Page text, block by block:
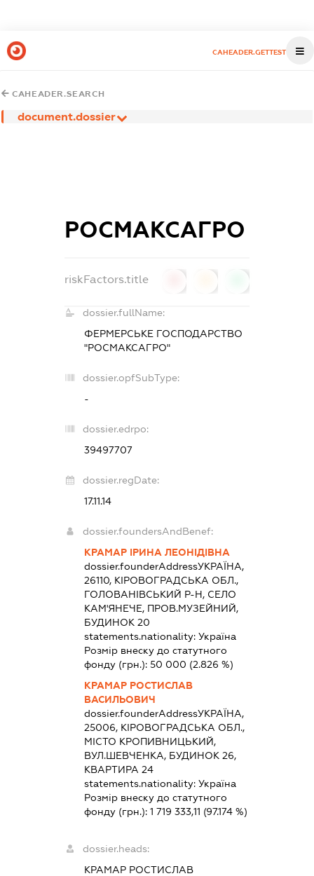
CAHEADER.GETTEST
CAHEADER.SEARCH
document.dossier
РОСМАКСАГРО
riskFactors.title
dossier.fullName:
ФЕРМЕРСЬКЕ ГОСПОДАРСТВО
"РОСМАКСАГРО"
dossier.opfSubType:
-
dossier.edrpo:
39497707
dossier.regDate:
17.11.14
dossier.foundersAndBenef:
КРАМАР ІРИНА ЛЕОНІДІВНА
dossier.founderAddressУКРАЇНА,
26110, КІРОВОГРАДСЬКА ОБЛ.,
ГОЛОВАНІВСЬКИЙ Р-Н, СЕЛО
КАМ'ЯНЕЧЕ, ПРОВ.МУЗЕЙНИЙ,
БУДИНОК 20
statements.nationality:Україна
Розмір внеску до статутного
фонду (грн.):50 000 (2.826 %)
КРАМАР РОСТИСЛАВ
ВАСИЛЬОВИЧ
dossier.founderAddressУКРАЇНА,
25006, КІРОВОГРАДСЬКА ОБЛ.,
МІСТО КРОПИВНИЦЬКИЙ,
ВУЛ.ШЕВЧЕНКА, БУДИНОК 26,
КВАРТИРА 24
statements.nationality:Україна
Розмір внеску до статутного
фонду (грн.):1 719 333,11 (97.174 %)
dossier.heads:
КРАМАР РОСТИСЛАВ